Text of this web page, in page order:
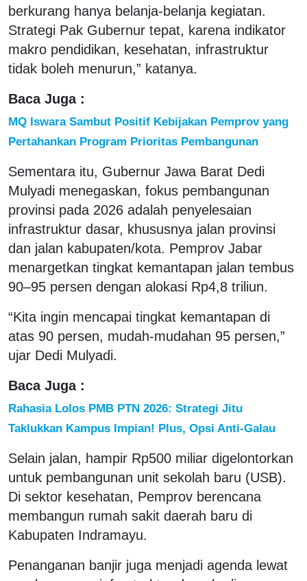
berkurang hanya belanja-belanja kegiatan.
Strategi Pak Gubernur tepat, karena indikator
makro pendidikan, kesehatan, infrastruktur
tidak boleh menurun,” katanya.
Baca Juga :
MQ Iswara Sambut Positif Kebijakan Pemprov yang
Pertahankan Program Prioritas Pembangunan
Sementara itu, Gubernur Jawa Barat Dedi
Mulyadi menegaskan, fokus pembangunan
provinsi pada 2026 adalah penyelesaian
infrastruktur dasar, khususnya jalan provinsi
dan jalan kabupaten/kota. Pemprov Jabar
menargetkan tingkat kemantapan jalan tembus
90–95 persen dengan alokasi Rp4,8 triliun.
“Kita ingin mencapai tingkat kemantapan di
atas 90 persen, mudah-mudahan 95 persen,”
ujar Dedi Mulyadi.
Baca Juga :
Rahasia Lolos PMB PTN 2026: Strategi Jitu
Taklukkan Kampus Impian! Plus, Opsi Anti-Galau
Selain jalan, hampir Rp500 miliar digelontorkan
untuk pembangunan unit sekolah baru (USB).
Di sektor kesehatan, Pemprov berencana
membangun rumah sakit daerah baru di
Kabupaten Indramayu.
Penanganan banjir juga menjadi agenda lewat